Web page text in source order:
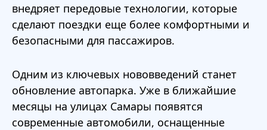
внедряет передовые технологии, которые
сделают поездки еще более комфортными и
безопасными для пассажиров.
Одним из ключевых нововведений станет
обновление автопарка. Уже в ближайшие
месяцы на улицах Самары появятся
современные автомобили, оснащенные